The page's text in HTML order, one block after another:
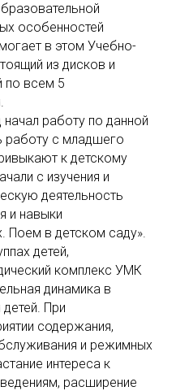
особенностей
в этом Учебно-
из дисков и
по всем 5
работу по данной
работу с младшего
к детскому
с изучения и
деятельность
и навыки
Поем в детском саду».
детей,
комплекс УМК
динамика в
При
содержания,
и режимных
интереса к
расширение